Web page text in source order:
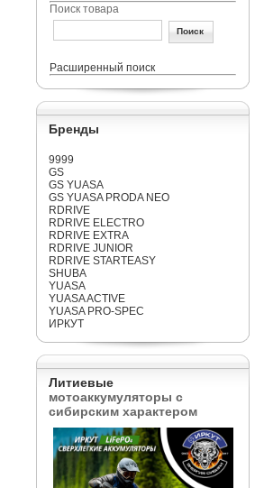
Поиск товара
Расширенный поиск
Бренды
9999
GS
GS YUASA
GS YUASA PRODA NEO
RDRIVE
RDRIVE ELECTRO
RDRIVE EXTRA
RDRIVE JUNIOR
RDRIVE STARTEASY
SHUBA
YUASA
YUASA ACTIVE
YUASA PRO-SPEC
ИРКУТ
Литиевые
мотоаккумуляторы с
сибирским характером